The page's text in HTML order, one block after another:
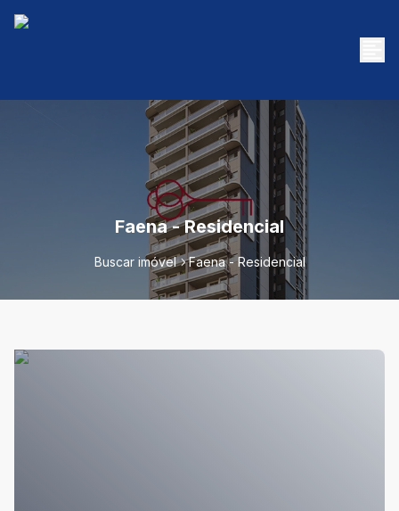
Faena - Residencial
Buscar imóvel Faena - Residencial